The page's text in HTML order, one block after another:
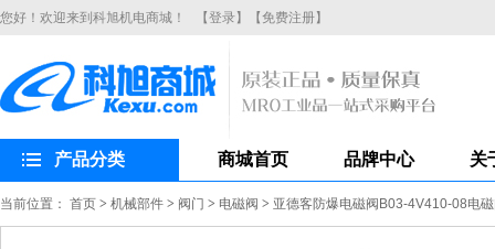
您好！欢迎来到科旭机电商城！ 【登录】 【免费注册】
产品分类 商城首页 品牌中心 关
当前位置： 首页 > 机械部件 > 阀门 > 电磁阀 > 亚德客防爆电磁阀B03-4V410-08电